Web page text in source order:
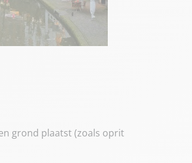
grond plaatst (zoals oprit